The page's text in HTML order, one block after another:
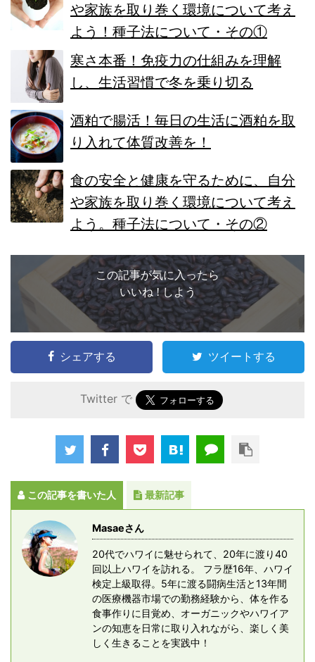
や家族を取り巻く環境について考え
よう！種子法について・その①
寒さ本番！免疫力の仕組みを理解
し、生活習慣で冬を乗り切る
酒粕で腸活！毎日の生活に酒粕を取
り入れて体質改善を！
食の安全と健康を守るために、自分
や家族を取り巻く環境について考え
よう。種子法について・その②
この記事が気に入ったら
いいね ! しよう
シェアする ツイートする
Twitter で
この記事を書いた人 最新記事
Masaeさん
20代でハワイに魅せられて、20年に渡り40
回以上ハワイを訪れる。 フラ歴16年、ハワイ
検定上級取得。5年に渡る闘病生活と13年間
の医療機器市場での勤務経験から、体を作る
食事作りに目覚め、オーガニックやハワイア
ンの知恵を日常に取り入れながら、楽しく美
しく生きることを実践中！